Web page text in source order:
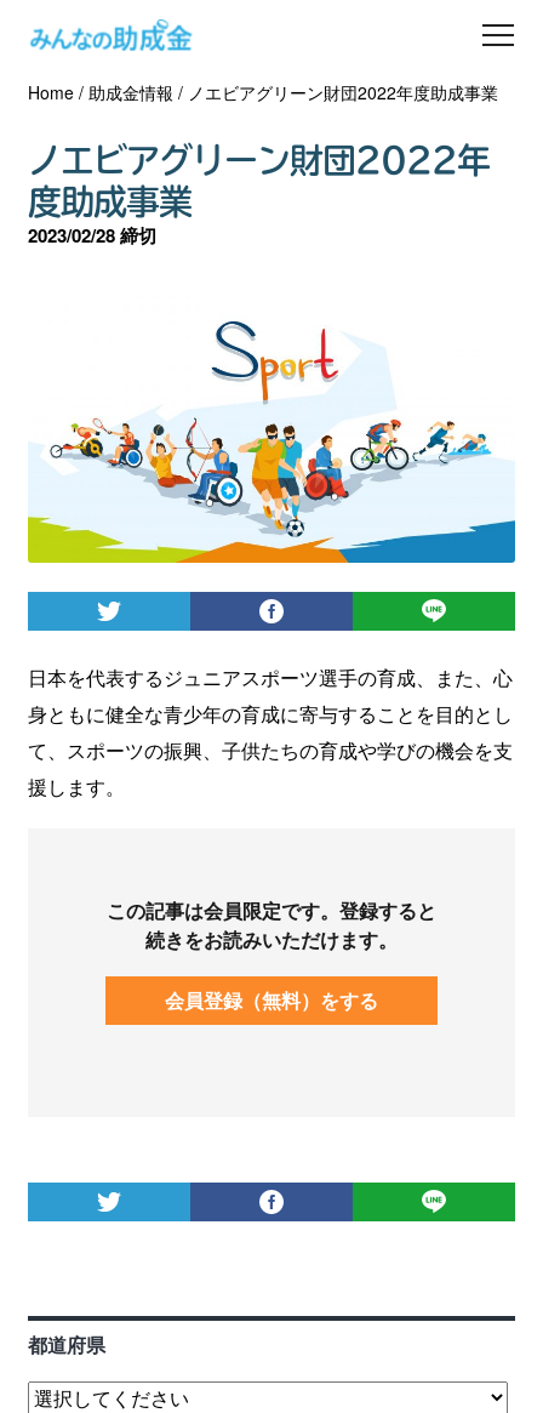
助成金を探す
士業の方へ
助成金コラム
会員登録
ログイン
Home/ 助成金情報 / ノエビアグリーン財団2022年度助成事業
ノエビアグリーン財団2022年
度助成事業
2023/02/28 締切
日本を代表するジュニアスポーツ選手の育成、また、心
身ともに健全な青少年の育成に寄与することを目的とし
て、スポーツの振興、子供たちの育成や学びの機会を支
援します。
この記事は会員限定です。登録すると
続きをお読みいただけます。
会員登録（無料）をする
都道府県